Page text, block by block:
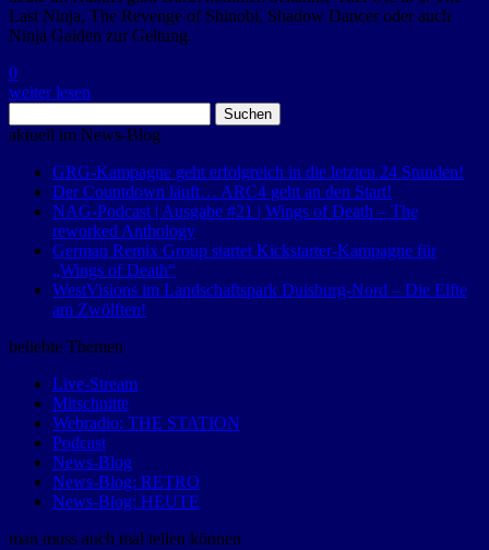
Last Ninja, The Revenge of Shinobi, Shadow Dancer oder auch
Ninja Gaiden zur Geltung.
0
weiter lesen
nach:
aktuell im News-Blog
GRG-Kampagne geht erfolgreich in die letzten 24 Stunden!
Der Countdown läuft… ARC4 geht an den Start!
NAG-Podcast | Ausgabe #21 | Wings of Death – The
reworked Anthology
German Remix Group startet Kickstarter-Kampagne für
„Wings of Death“
WestVisions im Landschaftspark Duisburg-Nord – Die Elfte
am Zwölften!
beliebte Themen
Live-Stream
Mitschnitte
Webradio: THE STATION
Podcast
News-Blog
News-Blog: RETRO
News-Blog: HEUTE
man muss auch mal teilen können